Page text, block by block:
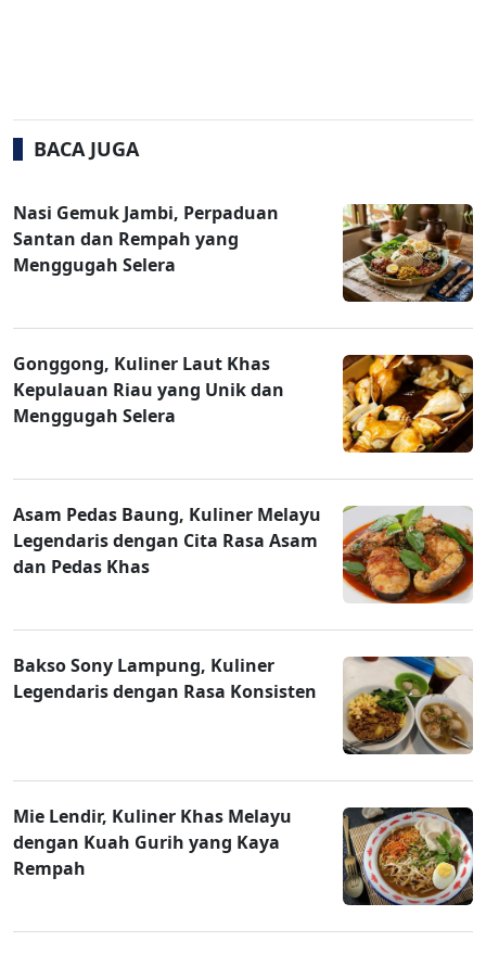
BACA JUGA
Nasi Gemuk Jambi, Perpaduan
Santan dan Rempah yang
Menggugah Selera
Gonggong, Kuliner Laut Khas
Kepulauan Riau yang Unik dan
Menggugah Selera
Asam Pedas Baung, Kuliner Melayu
Legendaris dengan Cita Rasa Asam
dan Pedas Khas
Bakso Sony Lampung, Kuliner
Legendaris dengan Rasa Konsisten
Mie Lendir, Kuliner Khas Melayu
dengan Kuah Gurih yang Kaya
Rempah